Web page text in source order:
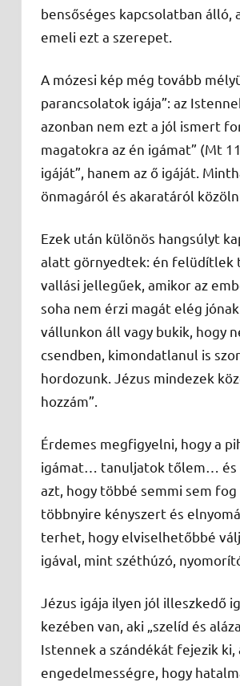
bensőséges kapcsolatban
emeli ezt a szerepet.
A mózesi kép még tovább
parancsolatok igája”: az
azonban nem ezt a jól ismert
magatokra az én igámat” (Mt
igáját”, hanem az ő igáját.
önmagáról és akaratáról
Ezek után különös hangsúlyt
alatt görnyedtek: én felüdítlek
vallási jellegűek, amikor az
soha nem érzi magát elég
vállunkon áll vagy bukik, hogy
csendben, kimondatlanul is
hordozunk. Jézus mindezek
hozzám”.
Érdemes megfigyelni, hogy a
igámat… tanuljatok tőlem… és
azt, hogy többé semmi sem
többnyire kényszert és
terhet, hogy elviselhetőbbé
igával, mint széthúzó,
Jézus igája ilyen jól illeszkedő
kezében van, aki „szelíd és
Istennek a szándékát fejezik
engedelmességre, hogy